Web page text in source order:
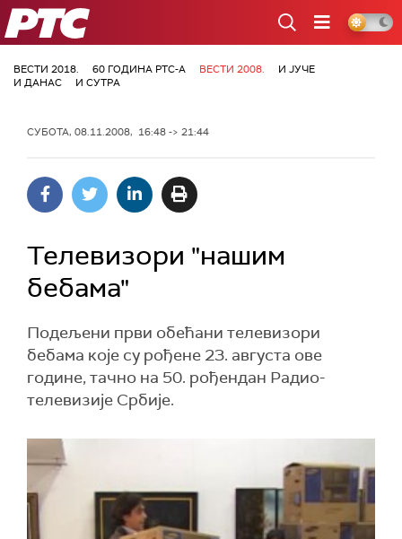
РТС
ВЕСТИ 2018. 60 ГОДИНА РТС-А ВЕСТИ 2008.
И ЈУЧЕ
И ДАНАС
И СУТРА
СУБОТА, 08.11.2008, 16:48 -> 21:44
Телевизори "нашим
бебама"
Подељени први обећани телевизори
бебама које су рођене 23. августа ове
године, тачно на 50. рођендан Радио-
телевизије Србије.